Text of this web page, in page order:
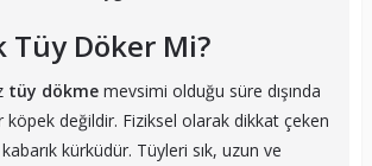
Tüy Döker Mi?
tüy dökme mevsimi olduğu süre dışında
değildir. Fiziksel olarak dikkat çeken
kürküdür. Tüyleri sık, uzun ve